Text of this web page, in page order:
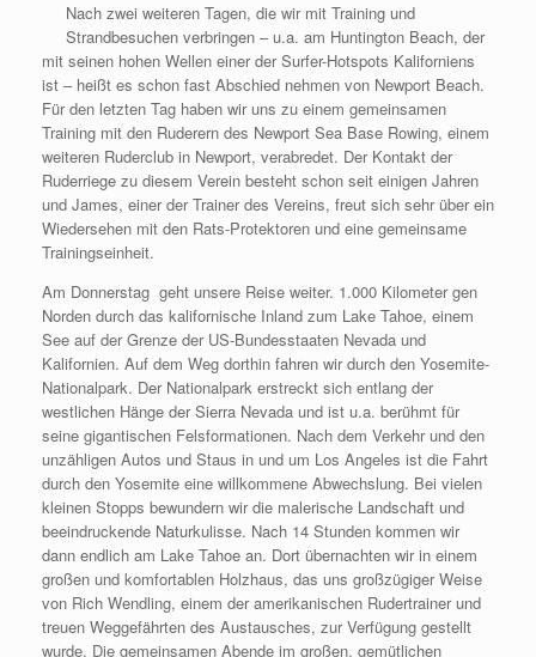
Nach zwei weiteren Tagen, die wir mit Training und
Strandbesuchen verbringen – u.a. am Huntington Beach, der
mit seinen hohen Wellen einer der Surfer-Hotspots Kaliforniens
ist – heißt es schon fast Abschied nehmen von Newport Beach.
Für den letzten Tag haben wir uns zu einem gemeinsamen
Training mit den Ruderern des Newport Sea Base Rowing, einem
weiteren Ruderclub in Newport, verabredet. Der Kontakt der
Ruderriege zu diesem Verein besteht schon seit einigen Jahren
und James, einer der Trainer des Vereins, freut sich sehr über ein
Wiedersehen mit den Rats-Protektoren und eine gemeinsame
Trainingseinheit.
Am Donnerstag geht unsere Reise weiter. 1.000 Kilometer gen
Norden durch das kalifornische Inland zum Lake Tahoe, einem
See auf der Grenze der US-Bundesstaaten Nevada und
Kalifornien. Auf dem Weg dorthin fahren wir durch den Yosemite-
Nationalpark. Der Nationalpark erstreckt sich entlang der
westlichen Hänge der Sierra Nevada und ist u.a. berühmt für
seine gigantischen Felsformationen. Nach dem Verkehr und den
unzähligen Autos und Staus in und um Los Angeles ist die Fahrt
durch den Yosemite eine willkommene Abwechslung. Bei vielen
kleinen Stopps bewundern wir die malerische Landschaft und
beeindruckende Naturkulisse. Nach 14 Stunden kommen wir
dann endlich am Lake Tahoe an. Dort übernachten wir in einem
großen und komfortablen Holzhaus, das uns großzügiger Weise
von Rich Wendling, einem der amerikanischen Rudertrainer und
treuen Weggefährten des Austausches, zur Verfügung gestellt
wurde. Die gemeinsamen Abende im großen, gemütlichen